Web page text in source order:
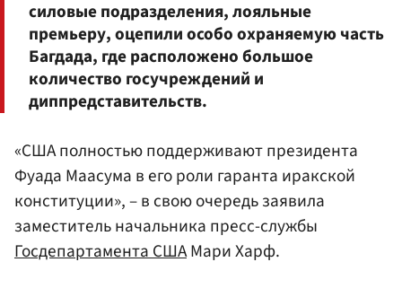
силовые подразделения, лояльные
премьеру, оцепили особо охраняемую часть
Багдада, где расположено большое
количество госучреждений и
диппредставительств.
«США полностью поддерживают президента
Фуада Маасума в его роли гаранта иракской
конституции», – в свою очередь заявила
заместитель начальника пресс-службы
Госдепартамента СШАМари Харф.